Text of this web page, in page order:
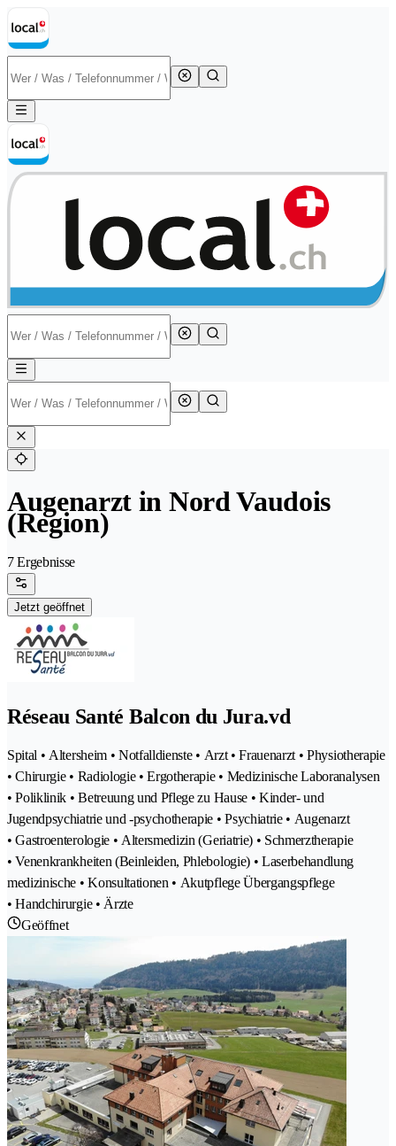
Augenarzt in Nord Vaudois
(Region)
7 Ergebnisse
Jetzt geöffnet
Réseau Santé Balcon du Jura.vd
Spital • Altersheim • Notfalldienste • Arzt • Frauenarzt • Physiotherapie
• Chirurgie • Radiologie • Ergotherapie • Medizinische Laboranalysen
• Poliklinik • Betreuung und Pflege zu Hause • Kinder- und
Jugendpsychiatrie und -psychotherapie • Psychiatrie • Augenarzt
• Gastroenterologie • Altersmedizin (Geriatrie) • Schmerztherapie
• Venenkrankheiten (Beinleiden, Phlebologie) • Laserbehandlung
medizinische • Konsultationen • Akutpflege Übergangspflege
• Handchirurgie • Ärzte
Geöffnet